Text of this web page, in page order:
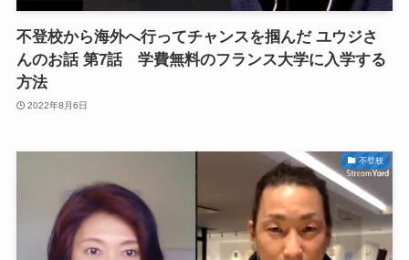
不登校から海外へ行ってチャンスを掴んだ ユウジさ
んのお話 第7話 学費無料のフランス大学に入学する
方法
2022年8月6日
不登校